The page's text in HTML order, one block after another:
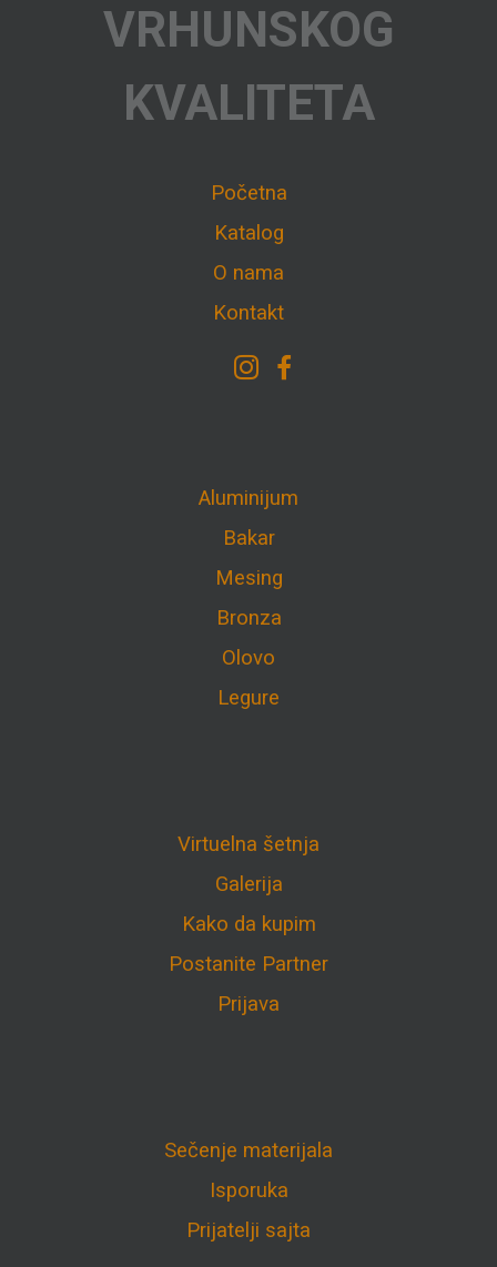
VRHUNSKOG
KVALITETA
Početna
Katalog
O nama
Kontakt
Aluminijum
Bakar
Mesing
Bronza
Olovo
Legure
Virtuelna šetnja
Galerija
Kako da kupim
Postanite Partner
Prijava
Sečenje materijala
Isporuka
Prijatelji sajta